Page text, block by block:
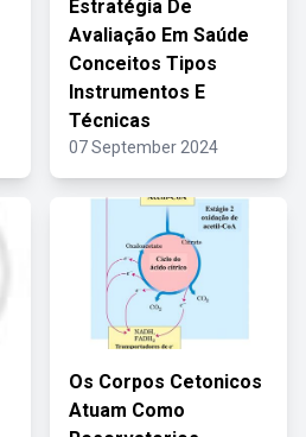
Estratégia De
Avaliação Em Saúde
Conceitos Tipos
Instrumentos E
Técnicas
07 September 2024
Os Corpos Cetonicos
Atuam Como